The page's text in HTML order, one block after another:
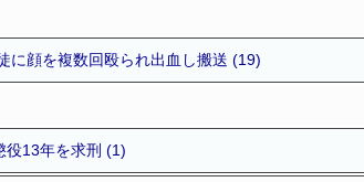
に顔を複数回殴られ出血し搬送 (19)
役13年を求刑 (1)